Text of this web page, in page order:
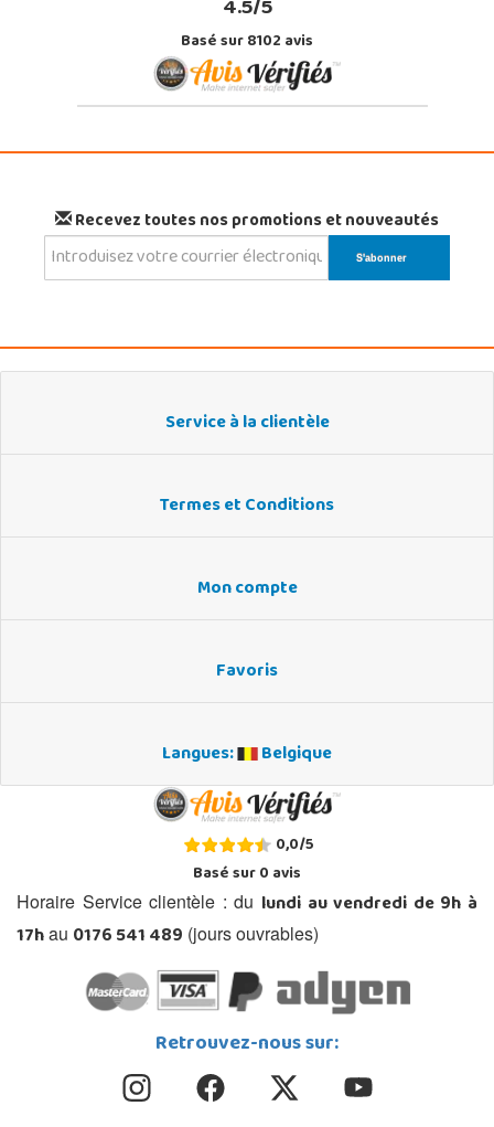
4.5/5
Basé sur 8102 avis
Recevez toutes nos promotions et nouveautés
Service à la clientèle
Termes et Conditions
Mon compte
Favoris
Langues: Belgique
0,0/5
Basé sur0avis
Horaire Service clientèle : du lundi au vendredi de 9h à
17hau 0176 541 489 (jours ouvrables)
Retrouvez-nous sur: